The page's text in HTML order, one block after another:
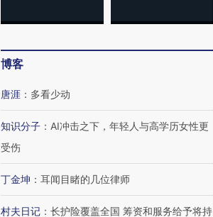
博客
唐涯 ： 多看少动
知识分子 ： AI冲击之下，年轻人与高学历女性更
受伤
丁金坤 ： 耳闻目睹的几位律师
村夫日记 ： 长护险覆盖全国 筹资和服务给予将持